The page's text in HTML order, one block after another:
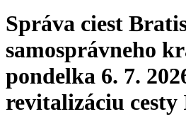
Správa ciest
samosprávneho
pondelka 6. 7.
revitalizáciu cesty